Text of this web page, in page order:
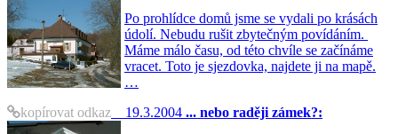
Po prohlídce domů jsme se vydali po krásách
údolí. Nebudu rušit zbytečným povídáním.
Máme málo času, od této chvíle se začínáme
vracet. Toto je sjezdovka, najdete ji na mapě.
…
kopírovat odkaz 19.3.2004 ... nebo raději zámek?: